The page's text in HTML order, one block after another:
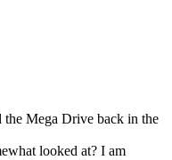
the Mega Drive back in the
looked at? I am